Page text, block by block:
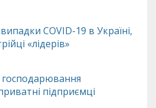
COVID-19 в Україні,
«лідерів»
господарювання
підприємці